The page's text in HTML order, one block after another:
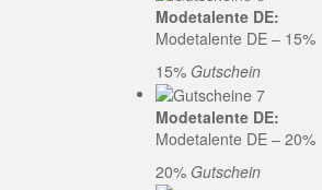
Modetalente DE:
Modetalente DE – 15%
15% Gutschein
Modetalente DE:
Modetalente DE – 20%
20% Gutschein